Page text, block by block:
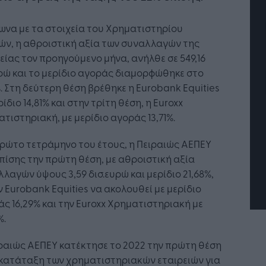
με τα στοιχεία του Χρηματιστηρίου
η αθροιστική αξία των συναλλαγών της
τον προηγούμενο μήνα, ανήλθε σε 549,16
και το μερίδιο αγοράς διαμορφώθηκε στο
Στη δεύτερη θέση βρέθηκε η Eurobank Equities
14,81% και στην τρίτη θέση, η Euroxx
με μερίδιο αγοράς 13,71%.
τετράμηνο του έτους, η Πειραιώς ΑΕΠΕΥ
την πρώτη θέση, με αθροιστική αξία
ύψους 3,59 δισ.ευρώ και μερίδιο 21,68%,
Eurobank Equities να ακολουθεί με μερίδιο
16,29% και την Euroxx Xρηματιστηριακή με
ΑΕΠΕΥ κατέκτησε το 2022 την πρώτη θέση
των χρηματιστηριακών εταιρειών για
Νοημοσύνη: το νέο
σύστημα της
Οι προσλήψεις αλλάζουν: To
Jobfind.gr ως στρατηγικός
επιχείρηση και εργαζόμενο